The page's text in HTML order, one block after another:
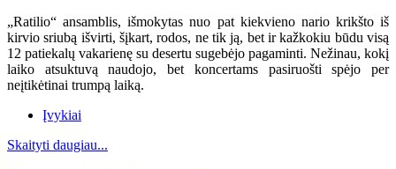
„Ratilio“ ansamblis, išmokytas nuo pat kiekvieno nario krikšto iš
kirvio sriubą išvirti, šįkart, rodos, ne tik ją, bet ir kažkokiu būdu visą
12 patiekalų vakarienę su desertu sugebėjo pagaminti. Nežinau, kokį
laiko atsuktuvą naudojo, bet koncertams pasiruošti spėjo per
neįtikėtinai trumpą laiką.
Įvykiai
Skaityti daugiau...